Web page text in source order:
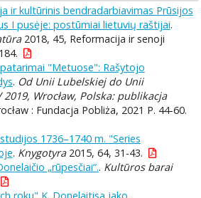
ir kultūrinis bendradarbiavimas Prūsijos
I pusėje: postūmiai lietuvių raštijai.
2018, 45, Reformacija ir senoji
"Metuose": Rašytojo
. Od Unii Lubelskiej do Unii
Wrocław, Polska: publikacja
: Fundacja Pobliża, 2021 P. 44-60.
1736–1740 m. "Series
. Knygotyra2015, 64, 31-43.
„rūpesčiai“.. Kultūros barai